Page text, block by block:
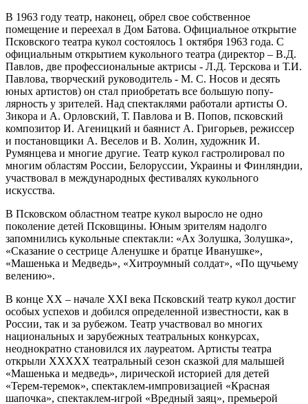
В 1963 году театр, наконец, обрел свое собственное
помещение и переехал в Дом Батова. Официальное открытие
Псковского театра кукол состоялось 1 октября 1963 года. С
официальным открытием кукольного театра (директор – В.Д.
Павлов, две профессиональные актрисы - Л.Д. Терскова и Т.И.
Павлова, твор­ческий руководитель - М. С. Носов и десять
юных артистов) он стал приобретать все большую попу­
лярность у зрителей. Над спектаклями работали артисты О.
Зикора и А. Орловский, Т. Павлова и В. Попов, псковский
композитор И. Агеницкий и баянист А. Григорьев, режиссер
и постановщики А. Веселов и В. Холин, художник И.
Румянцева и многие другие. Театр кукол гастролировал по
мно­гим областям России, Белоруссии, Украины и Финляндии,
участвовал в международных фести­валях кукольного
искусства.
В Псковском областном театре кукол выросло не одно
поколение детей Псковщины. Юным зрителям на­долго
запомнились кукольные спектакли: «Ах Зо­лушка, Золушка»,
«Сказание о сестрице Аленушке и братце Иванушке»,
«Машенька и Медведь», «Хи­троумный солдат», «По щучьему
велению».
В конце XX – начале XXI века Псковский театр кукол достиг
особых успехов и добился определенной известности, как в
России, так и за рубежом. Театр участвовал во многих
национальных и зарубежных театральных конкурсах,
неоднократно становился их лауреатом. Артисты театра
открыли XXXXX театральный сезон сказкой для малышей
«Машенька и медведь», лирической историей для детей
«Терем-теремок», спектаклем-импровизацией «Красная
шапочка», спектаклем-игрой «Вредный заяц», премьерой